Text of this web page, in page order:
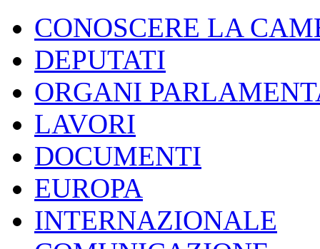
CONOSCERE LA
DEPUTATI
ORGANI
LAVORI
DOCUMENTI
EUROPA
INTERNAZIONALE